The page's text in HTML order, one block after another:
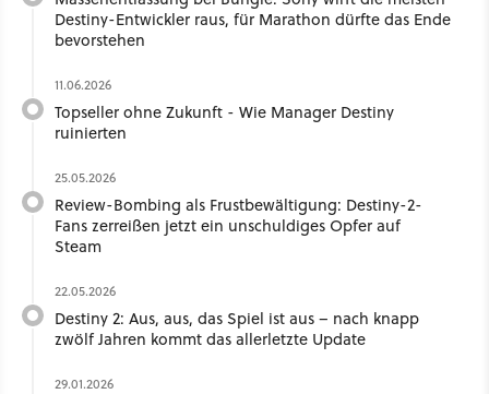
Destiny-Entwickler raus, für Marathon dürfte das Ende
bevorstehen
11.06.2026
Topseller ohne Zukunft - Wie Manager Destiny
ruinierten
25.05.2026
Review-Bombing als Frustbewältigung: Destiny-2-
Fans zerreißen jetzt ein unschuldiges Opfer auf
Steam
22.05.2026
Destiny 2: Aus, aus, das Spiel ist aus – nach knapp
zwölf Jahren kommt das allerletzte Update
29.01.2026